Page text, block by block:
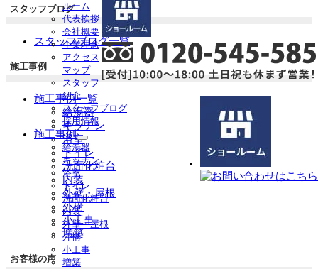
開
ルーム
代表挨拶
会社概要
企業理念
アクセス
マップ
スタッフ
紹介
スタッフブログ
採用情報
施工事例
サ
ブ
メ
ニ
ュ
ー
を
展
開
給湯器
キッチン
浴室
トイレ
洗面化粧台
内装
外壁・屋根
外構
小工事
増築
スタッフブログ
スタッフブログ一覧
施工事例
施工事例一覧
給湯器
キッチン
浴室
トイレ
洗面化粧台
内装
外壁・屋根
外構
小工事
増築
お客様の声